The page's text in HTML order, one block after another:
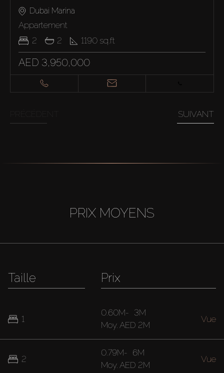
Dubai Marina
Appartement
2
2 1190 sq.ft
AED 3,950,000
SUIVANT
PRIX MOYENS
Taille
1
2
Prix
0.60M- 3M
Moy. AED 2M
Vue
0.79M- 6M
Moy. AED 2M
Vue